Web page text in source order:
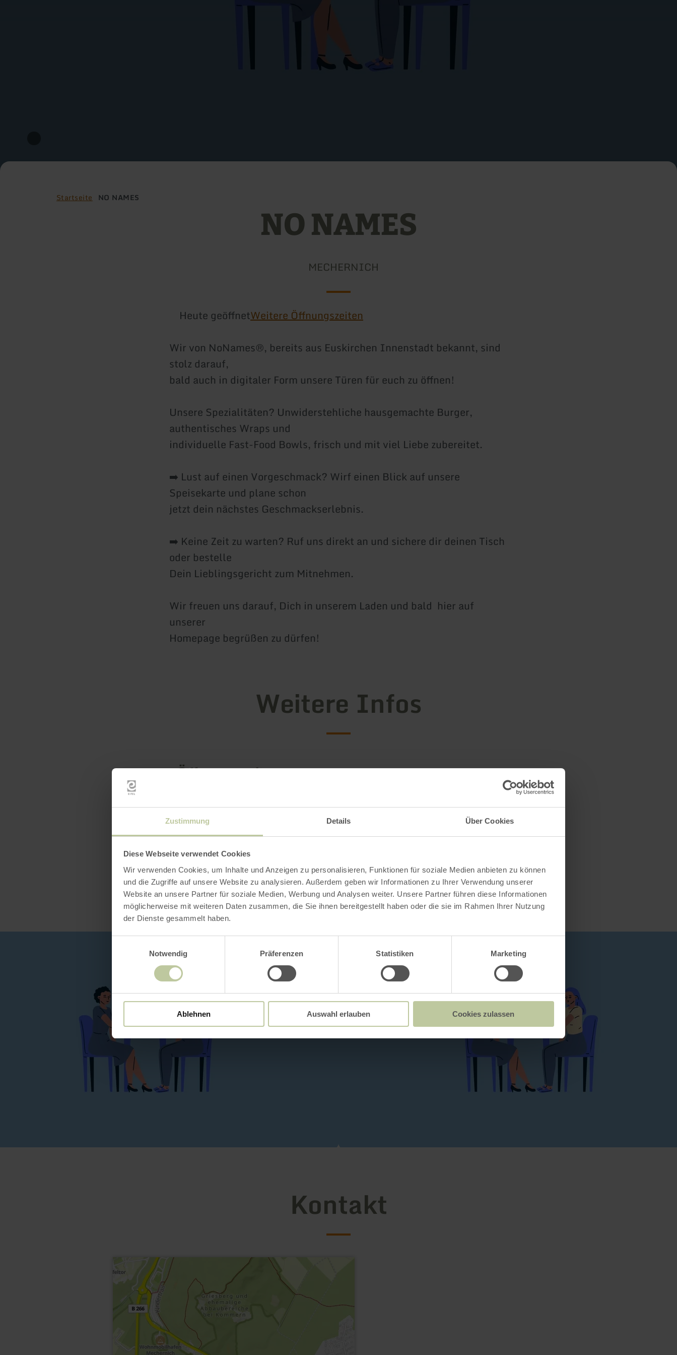
Zustimmung Details Über Cookies
Diese Webseite verwendet Cookies
Wir verwenden Cookies, um Inhalte und Anzeigen zu personalisieren, Funktionen für soziale Medien anbieten zu können
und die Zugriffe auf unsere Website zu analysieren. Außerdem geben wir Informationen zu Ihrer Verwendung unserer
Website an unsere Partner für soziale Medien, Werbung und Analysen weiter. Unsere Partner führen diese Informationen
möglicherweise mit weiteren Daten zusammen, die Sie ihnen bereitgestellt haben oder die sie im Rahmen Ihrer Nutzung
der Dienste gesammelt haben.
Notwendig
Präferenzen Statistiken Marketing
Ablehnen Auswahl erlauben Cookies zulassen
Startseite NO NAMES
NO NAMES
MECHERNICH
Heute geöffnetWeitere Öffnungszeiten
Wir von NoNames®, bereits aus Euskirchen Innenstadt bekannt, sind
stolz darauf,
bald auch in digitaler Form unsere Türen für euch zu öffnen!
Unsere Spezialitäten? Unwiderstehliche hausgemachte Burger,
authentisches Wraps und
individuelle Fast-Food Bowls, frisch und mit viel Liebe zubereitet.
➡️ Lust auf einen Vorgeschmack? Wirf einen Blick auf unsere
Speisekarte und plane schon
jetzt dein nächstes Geschmackserlebnis.
➡️ Keine Zeit zu warten? Ruf uns direkt an und sichere dir deinen Tisch
oder bestelle
Dein Lieblingsgericht zum Mitnehmen.
Wir freuen uns darauf, Dich in unserem Laden und bald hier auf
unserer
Homepage begrüßen zu dürfen!
Weitere Infos
Öffnungszeiten
Kategorien
Impressionen
Kontakt